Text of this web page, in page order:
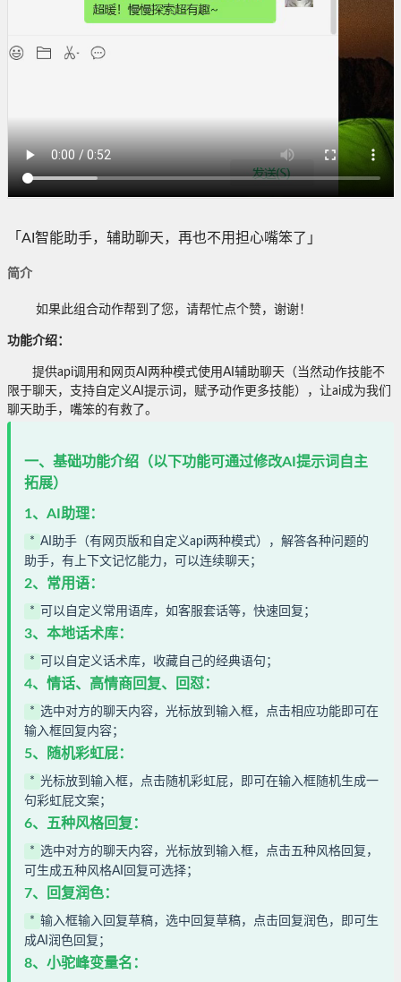
「AI智能助手，辅助聊天，再也不用担心嘴笨了」
简介
如果此组合动作帮到了您，请帮忙点个赞，谢谢！
功能介绍：
提供api调用和网页AI两种模式使用AI辅助聊天（当然动作技能不
限于聊天，支持自定义AI提示词，赋予动作更多技能），让ai成为我们
聊天助手，嘴笨的有救了。
一、基础功能介绍（以下功能可通过修改AI提示词自主
拓展）
1、AI助理：
* AI助手（有网页版和自定义api两种模式），解答各种问题的
助手，有上下文记忆能力，可以连续聊天；
2、常用语：
* 可以自定义常用语库，如客服套话等，快速回复；
3、本地话术库：
* 可以自定义话术库，收藏自己的经典语句；
4、情话、高情商回复、回怼：
* 选中对方的聊天内容，光标放到输入框，点击相应功能即可在
输入框回复内容；
5、随机彩虹屁：
* 光标放到输入框，点击随机彩虹屁，即可在输入框随机生成一
句彩虹屁文案；
6、五种风格回复：
* 选中对方的聊天内容，光标放到输入框，点击五种风格回复，
可生成五种风格AI回复可选择；
7、回复润色：
* 输入框输入回复草稿，选中回复草稿，点击回复润色，即可生
成AI润色回复；
8、小驼峰变量名：